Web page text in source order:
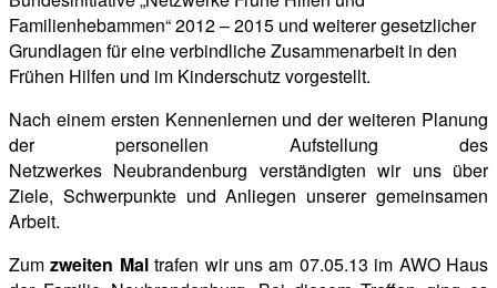
Familienhebammen“ 2012 – 2015 und weiterer gesetzlicher
Grundlagen für eine verbindliche Zusammenarbeit in den
Frühen Hilfen und im Kinderschutz vorgestellt.
Nach einem ersten Kennenlernen und der weiteren Planung
der personellen Aufstellung des
Netzwerkes Neubrandenburg verständigten wir uns über
Ziele, Schwerpunkte und Anliegen unserer gemeinsamen
Arbeit.
Zumzweiten Maltrafen wir uns am 07.05.13 im AWO Haus